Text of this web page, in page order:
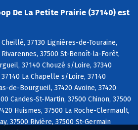
De La Petite Prairie (37140) est
37130 Lignières-de-Touraine,
Rivarennes, 37500 St-Benoît-la-Forêt,
37140 Chouzé s/Loire, 37340
La Chapelle s/Loire, 37140
de-Bourgueil, 37420 Avoine, 37420
Candes-St-Martin, 37500 Chinon, 37500
Huismes, 37500 La Roche-Clermault,
37500 Rivière, 37500 St-Germain